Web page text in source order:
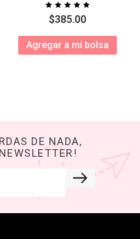
$385.00
Agregar a mi bolsa
DE NADA,